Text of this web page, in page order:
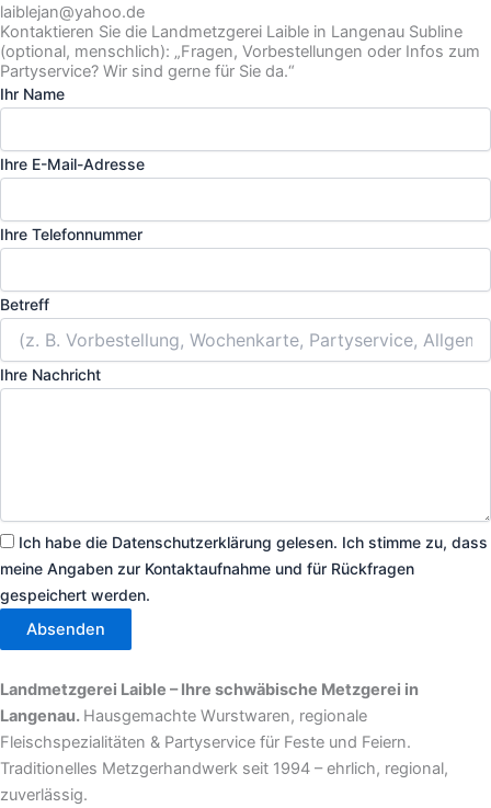
laiblejan@yahoo.de
Kontaktieren Sie die Landmetzgerei Laible in Langenau Subline
(optional, menschlich): „Fragen, Vorbestellungen oder Infos zum
Partyservice? Wir sind gerne für Sie da.“
Ihr Name
Ihre E-Mail-Adresse
Ihre Telefonnummer
Betreff
Ihre Nachricht
Ich habe die Datenschutzerklärung gelesen. Ich stimme zu, dass
meine Angaben zur Kontaktaufnahme und für Rückfragen
gespeichert werden.
Absenden
Landmetzgerei Laible –Ihre schwäbische Metzgerei in
Langenau. Hausgemachte Wurstwaren, regionale
Fleischspezialitäten & Partyservice für Feste und Feiern.
Traditionelles Metzgerhandwerk seit 1994 – ehrlich, regional,
zuverlässig.